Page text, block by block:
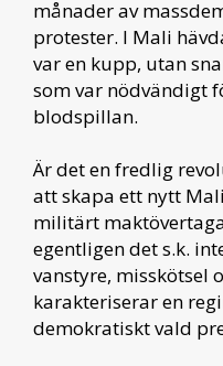
månader av
protester. I Mali
var en kupp, utan
som var nödvändigt
blodspillan.
Är det en fredlig
att skapa ett nytt
militärt
egentligen det s.k.
vanstyre, misskötsel
karakteriserar en
demokratiskt vald